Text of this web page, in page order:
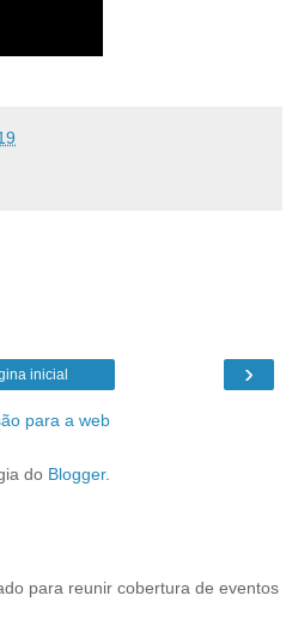
›
inicial
para a web
do Blogger.
para reunir cobertura de eventos